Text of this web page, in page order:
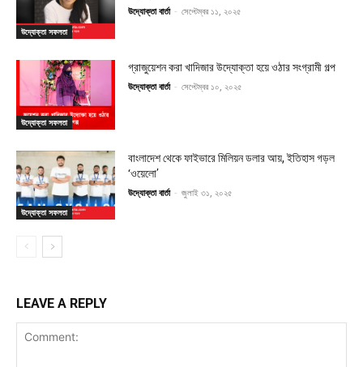
উদ্যোক্তা সফলতা
উদ্যোক্তা বার্তা - সেপ্টেম্বর ১১, ২০২৫
উদ্যোক্তা সফলতা
গ্রাজুয়েশন করা খাদিজার উদ্যোক্তা হয়ে ওঠার সংগ্রামী গল্প
উদ্যোক্তা বার্তা - সেপ্টেম্বর ১০, ২০২৫
উদ্যোক্তা সফলতা
বাংলাদেশ থেকে ফাইভারে মিলিয়ন ডলার আয়, ইতিহাস গড়ল
‘ওয়েলো’
উদ্যোক্তা বার্তা - জুলাই ৩১, ২০২৫
LEAVE A REPLY